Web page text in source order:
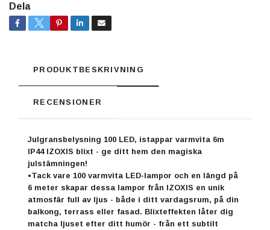
Dela
PRODUKTBESKRIVNING
RECENSIONER
Julgransbelysning 100 LED, istappar varmvita 6m
IP44 IZOXIS blixt - ge ditt hem den magiska
julstämningen!
•Tack vare 100 varmvita LED-lampor och en längd på
6 meter skapar dessa lampor från IZOXIS en unik
atmosfär full av ljus - både i ditt vardagsrum, på din
balkong, terrass eller fasad. Blixteffekten låter dig
matcha ljuset efter ditt humör - från ett subtilt